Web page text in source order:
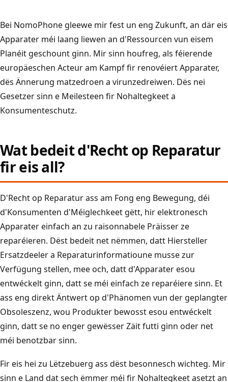
Bei NomoPhone gleewe mir fest un eng Zukunft, an där eis
Apparater méi laang liewen an d'Ressourcen vun eisem
Planéit geschount ginn. Mir sinn houfreg, als féierende
europäeschen Acteur am Kampf fir renovéiert Apparater,
dës Ännerung matzedroen a virunzedreiwen. Dës nei
Gesetzer sinn e Meilesteen fir Nohaltegkeet a
Konsumenteschutz.
Wat bedeit d'Recht op Reparatur
fir eis all?
D'Recht op Reparatur ass am Fong eng Bewegung, déi
d'Konsumenten d'Méiglechkeet gëtt, hir elektronesch
Apparater einfach an zu raisonnabele Präisser ze
reparéieren. Dëst bedeit net nëmmen, datt Hiersteller
Ersatzdeeler a Reparaturinformatioune musse zur
Verfügung stellen, mee och, datt d'Apparater esou
entwéckelt ginn, datt se méi einfach ze reparéiere sinn. Et
ass eng direkt Äntwert op d'Phänomen vun der geplangter
Obsoleszenz, wou Produkter bewosst esou entwéckelt
ginn, datt se no enger gewësser Zäit futti ginn oder net
méi benotzbar sinn.
Fir eis hei zu Lëtzebuerg ass dëst besonnesch wichteg. Mir
sinn e Land dat sech ëmmer méi fir Nohaltegkeet asetzt an